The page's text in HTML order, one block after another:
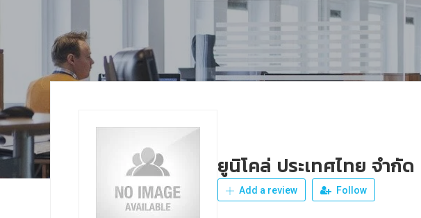
ยูนิโคล่ ประเทศไทย จำกัด
Add a review Follow